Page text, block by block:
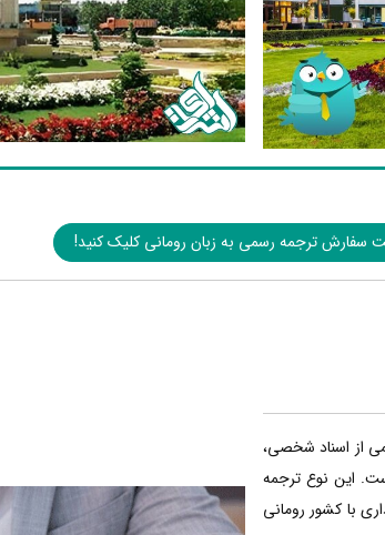
سفارش ترجمه رسمی به زبان رومانی کلیک کنید!
از اسناد شخصی،
این نوع ترجمه
با کشور رومانی